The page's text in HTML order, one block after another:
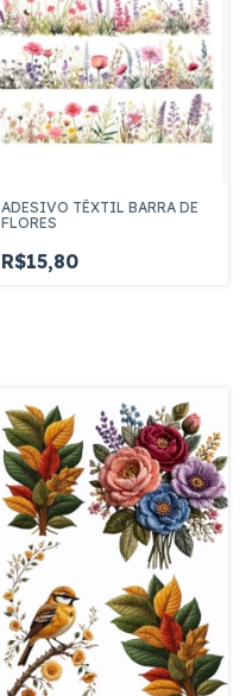
ADESIVO TÊXTIL BARRA DE
FLORES
R$15,80